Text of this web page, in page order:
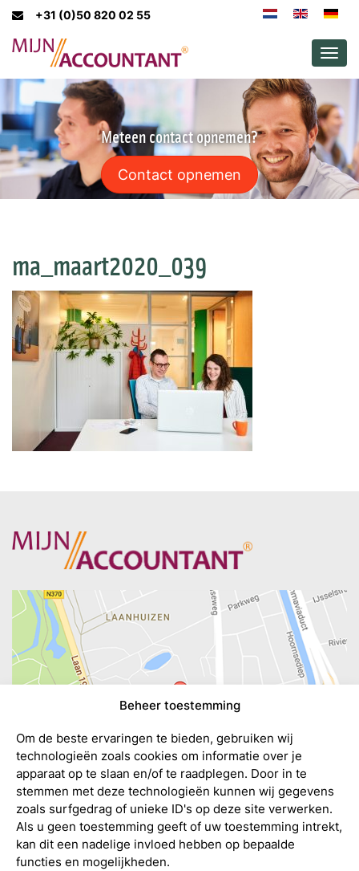
Beheer toestemming
Om de beste ervaringen te bieden, gebruiken wij
technologieën zoals cookies om informatie over je
apparaat op te slaan en/of te raadplegen. Door in te
stemmen met deze technologieën kunnen wij gegevens
zoals surfgedrag of unieke ID's op deze site verwerken.
Als u geen toestemming geeft of uw toestemming intrekt,
kan dit een nadelige invloed hebben op bepaalde
functies en mogelijkheden.
+31 (0)50 820 02 55
Meteen contact opnemen?
Contact opnemen
ma_maart2020_039